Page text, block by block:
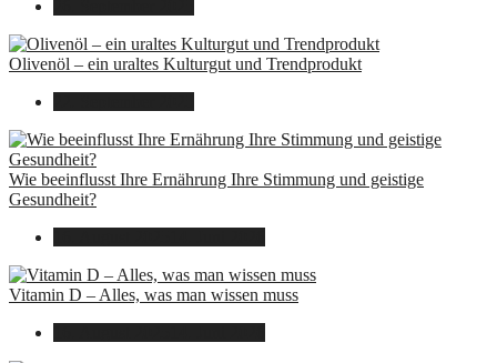
Olivenöl – ein uraltes Kulturgut und Trendprodukt
Wie beeinflusst Ihre Ernährung Ihre Stimmung und geistige
Gesundheit?
Vitamin D – Alles, was man wissen muss